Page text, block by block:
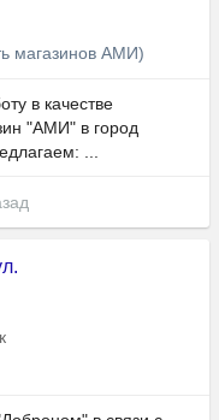
магазинов АМИ)
в качестве
"АМИ" в город
...